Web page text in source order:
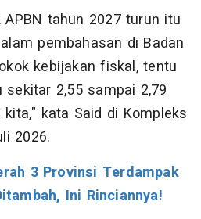
tahun 2027 turun itu
pembahasan di Badan
kebijakan fiskal, tentu
2,55 sampai 2,79
kata Said di Kompleks
2026.
3 Provinsi Terdampak
Ini Rinciannya!